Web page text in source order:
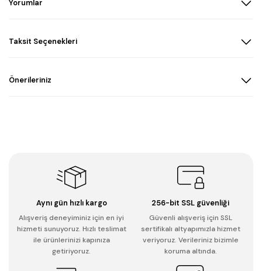
Yorumlar
Taksit Seçenekleri
Önerileriniz
Aynı gün hızlı kargo
Alışveriş deneyiminiz için en iyi
hizmeti sunuyoruz. Hızlı teslimat
ile ürünlerinizi kapınıza
getiriyoruz.
256-bit SSL güvenliği
Güvenli alışveriş için SSL
sertifikalı altyapımızla hizmet
veriyoruz. Verileriniz bizimle
koruma altında.